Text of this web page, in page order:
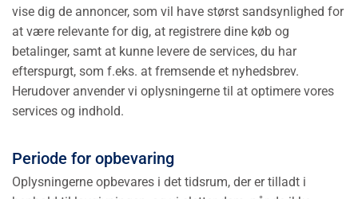
vise dig de annoncer, som vil have størst sandsynlighed for
at være relevante for dig, at registrere dine køb og
betalinger, samt at kunne levere de services, du har
efterspurgt, som f.eks. at fremsende et nyhedsbrev.
Herudover anvender vi oplysningerne til at optimere vores
services og indhold.
Periode for opbevaring
Oplysningerne opbevares i det tidsrum, der er tilladt i